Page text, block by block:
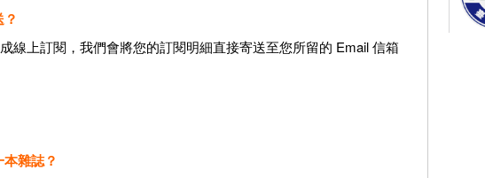
線上訂閱，我們會將您的訂閱明細直接寄送至您所留的 Email 信箱
雜誌？